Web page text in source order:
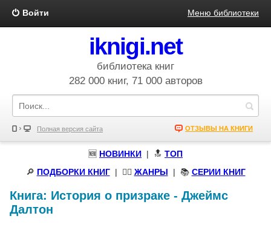
Войти Меню библиотеки
iknigi.net
библиотека книг
282 000 книг, 71 000 авторов
Полная версия сайта ОТЗЫВЫ НА КНИГИ
🆕 НОВИНКИ | 🔝 ТОП
🔎 ПОДБОРКИ КНИГ| 🧝‍♀️ ЖАНРЫ | 📚 СЕРИИ КНИГ
Книга: История о призраке - Джеймс
Далтон